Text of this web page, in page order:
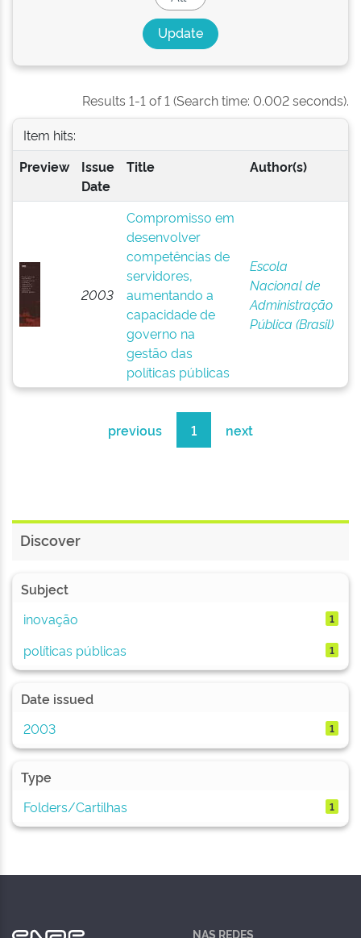
Results 1-1 of 1 (Search time: 0.002 seconds).
Item hits:
Preview
Issue
Date
Title Author(s)
2003
Compromisso em
desenvolver
competências de
servidores,
aumentando a
capacidade de
governo na
gestão das
políticas públicas
Escola
Nacional de
Administração
Pública (Brasil)
previous 1 next
Discover
Subject
inovação
1
políticas públicas 1
Date issued
2003
1
Type
Folders/Cartilhas
1
NAS REDES